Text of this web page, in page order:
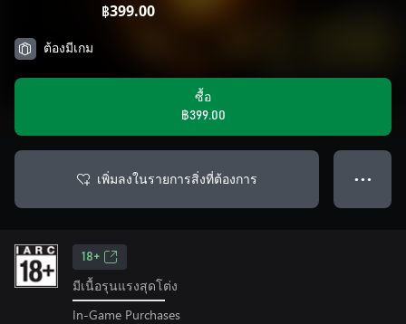
฿399.00
ต้องมีเกม
ซื้อ
฿399.00
เพิ่มลงในรายการสิ่งที่ต้องการ ● ● ●
18+
มีเนื้อรุนแรงสุดโต่ง
In-Game Purchases